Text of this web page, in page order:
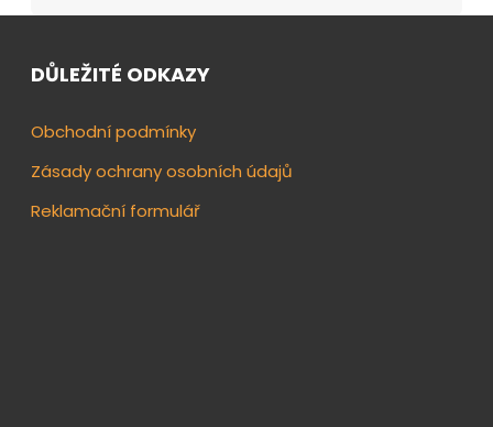
DŮLEŽITÉ ODKAZY
Obchodní podmínky
Zásady ochrany osobních údajů
Reklamační formulář